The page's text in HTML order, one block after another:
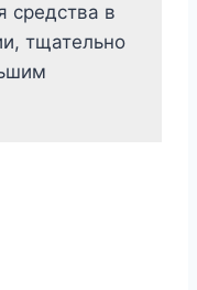
средства в
тщательно